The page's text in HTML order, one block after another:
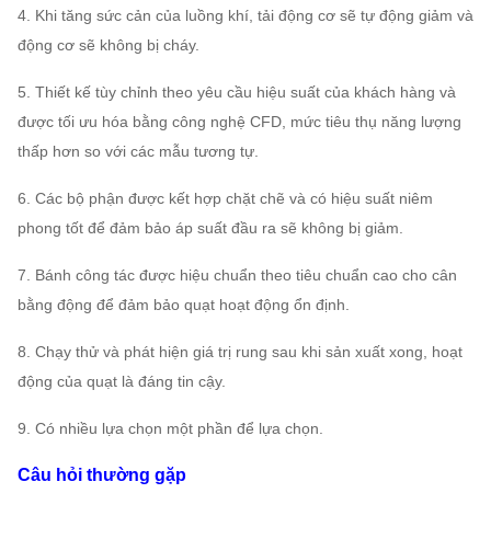
42CrMo, Thép không gỉ ...
Ổ đỡ trục
Máy thổi ly
Không bắt
buộc
các thành
thanh, Bộ bù đường ống vào & ra,
Mặt bích đầu vào và đầu ra, Damper, Thiết bị
truyền động điện, Bộ cách ly sốc, Khớp nối màng,
Khớp nối chất lỏng, Vỏ mưa động cơ, Cảm biến
nhiệt độ, Cảm biến rung, Khởi động mềm, Biến
thống, Hệ thống bôi trơn, Bình dầu trên cao, v.v.
4. Khi tăng sức cản của luồng khí, tải động cơ sẽ tự động giảm và
động cơ sẽ không bị cháy.
5. Thiết kế tùy chỉnh theo yêu cầu hiệu suất của khách hàng và
được tối ưu hóa bằng công nghệ CFD, mức tiêu thụ năng lượng
thấp hơn so với các mẫu tương tự.
6. Các bộ phận được kết hợp chặt chẽ và có hiệu suất niêm
phong tốt để đảm bảo áp suất đầu ra sẽ không bị giảm.
7. Bánh công tác được hiệu chuẩn theo tiêu chuẩn cao cho cân
bằng động để đảm bảo quạt hoạt động ổn định.
8. Chạy thử và phát hiện giá trị rung sau khi sản xuất xong, hoạt
động của quạt là đáng tin cậy.
9. Có nhiều lựa chọn một phần để lựa chọn.
Câu hỏi thường gặp